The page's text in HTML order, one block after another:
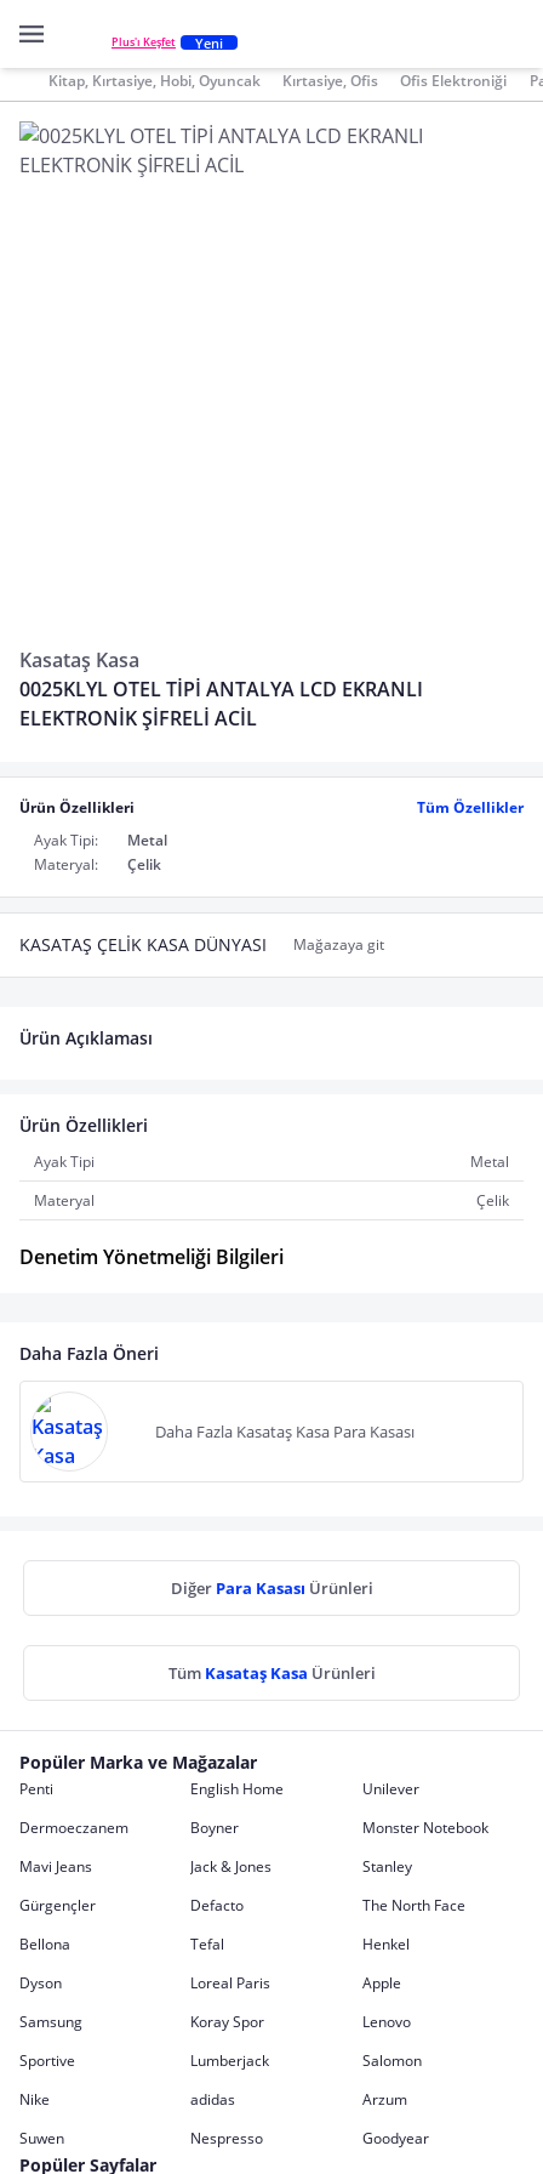
Plus'ı Keşfet Yeni
Kitap, Kırtasiye, Hobi, Oyuncak Kırtasiye, Ofis Ofis Elektroniği
Kasataş Kasa
0025KLYL OTEL TİPİ ANTALYA LCD EKRANLI
ELEKTRONİK ŞİFRELİ ACİL
Ürün Özellikleri
Tüm Özellikler
Ayak Tipi:
Metal
Materyal:
Çelik
KASATAŞ ÇELİK KASA DÜNYASI Mağazaya git
Ürün Açıklaması
Ürün Özellikleri
Ayak Tipi
Metal
Materyal
Çelik
Denetim Yönetmeliği Bilgileri
Daha Fazla Öneri
Daha Fazla Kasataş Kasa Para Kasası
Diğer Para Kasası Ürünleri
Tüm Kasataş Kasa Ürünleri
Popüler Marka ve Mağazalar
Penti English Home
Unilever
Dermoeczanem
Boyner
Monster Notebook
Mavi Jeans
Jack & Jones
Stanley
Gürgençler
Defacto
The North Face
Bellona
Tefal
Henkel
Dyson
Loreal Paris
Apple
Samsung
Koray Spor
Lenovo
Sportive
Lumberjack
Salomon
Nike
adidas
Arzum
Suwen
Nespresso Goodyear
Popüler Sayfalar